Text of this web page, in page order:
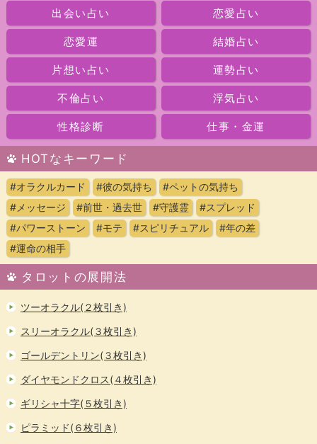
出会い占い 恋愛占い
恋愛運 結婚占い
片想い占い 運勢占い
不倫占い 浮気占い
性格診断 仕事・金運
HOTなキーワード
#オラクルカード #彼の気持ち
#ペットの気持ち
#メッセージ
#前世・過去世 #守護霊
#スプレッド
#パワーストーン
#モテ #スピリチュアル
#年の差
#運命の相手
タロットの展開法
ツーオラクル(２枚引き)
スリーオラクル(３枚引き)
ゴールデントリン(３枚引き)
ダイヤモンドクロス(４枚引き)
ギリシャ十字(５枚引き)
ピラミッド(６枚引き)